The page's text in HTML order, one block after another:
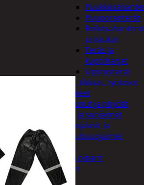
Puuporanterät
ja istukat
Teräs ja
kuppiharjat
Upotusterät
Telineet, tikkaat, työtasot
ja tarvikkeet
Vaunut ja pöydät
Työasut ja suojaimet
Suojalasit ja
kuulosuojaimet
Elintarvikkeet
Keksit ja piparit
Mausteet